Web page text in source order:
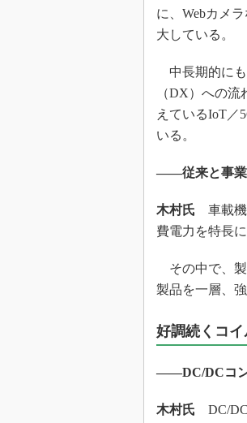
に、Webカメ
大している。
中長期的にも
（DX）への
えているIoT／
いる。
――従来と事業
木村氏 車載機
費電力を特長
その中で、製
製品を一層、
好調続くコ
――DC/DCコン
木村氏 DC/DC